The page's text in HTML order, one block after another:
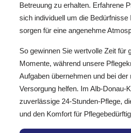
Betreuung zu erhalten. Erfahrene
sich individuell um die Bedürfnisse
sorgen für eine angenehme
So gewinnen Sie wertvolle Zeit für
Momente, während unsere
Aufgaben übernehmen und bei
Versorgung helfen. Im Alb-Donau-
zuverlässige 24-Stunden-Pflege,
und den Komfort für